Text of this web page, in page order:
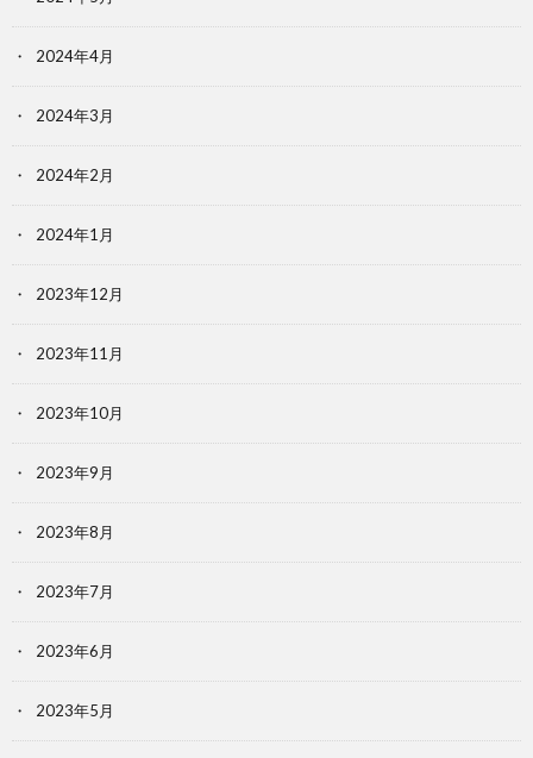
2024年4月
2024年3月
2024年2月
2024年1月
2023年12月
2023年11月
2023年10月
2023年9月
2023年8月
2023年7月
2023年6月
2023年5月